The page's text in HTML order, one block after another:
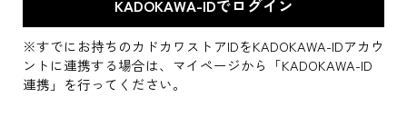
※すでにお持ちのカドカワストアIDをKADOKAWA-IDアカウ
ントに連携する場合は、マイページから「KADOKAWA-ID
連携」を行ってください。